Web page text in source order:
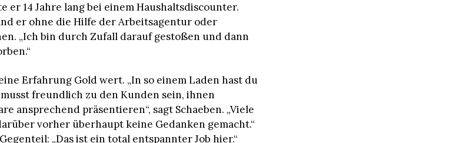
er 14 Jahre lang bei einem Haushaltsdiscounter.
er ohne die Hilfe der Arbeitsagentur oder
„Ich bin durch Zufall darauf gestoßen und dann
Erfahrung Gold wert. „In so einem Laden hast du
freundlich zu den Kunden sein, ihnen
ansprechend präsentieren“, sagt Schaeben. „Viele
vorher überhaupt keine Gedanken gemacht.“
„Das ist ein total entspannter Job hier.“